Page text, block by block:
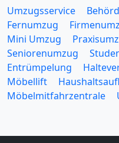
Umzugsservice
Fernumzug
Mini Umzug
Seniorenumzug
Entrümpelung
Möbellift
Möbelmitfahrzentrale